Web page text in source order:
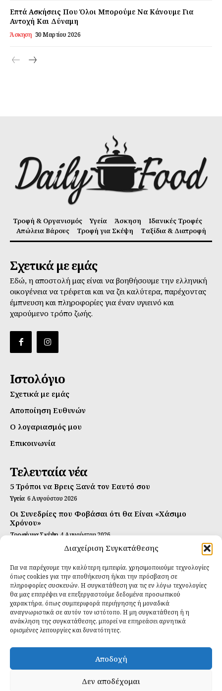
Διαχείριση Συγκατάθεσης
Για να παρέχουμε την καλύτερη εμπειρία, χρησιμοποιούμε τεχνολογίες
όπως cookies για την αποθήκευση ή/και την πρόσβαση σε
πληροφορίες συσκευών. Η συγκατάθεση για τις εν λόγω τεχνολογίες
θα μας επιτρέψει να επεξεργαστούμε δεδομένα προσωπικού
χαρακτήρα, όπως συμπεριφορά περιήγησης ή μοναδικά
αναγνωριστικά σε αυτόν τον ιστότοπο. Η μη συγκατάθεση ή η
ανάκληση της συγκατάθεσης, μπορεί να επηρεάσει αρνητικά
ορισμένες λειτουργίες και δυνατότητες.
Αποδοχή
Δεν αποδέχομαι
Επτά Ασκήσεις Που Όλοι Μπορούμε Να Κάνουμε Για
Αντοχή Και Δύναμη
Άσκηση 30 Μαρτίου 2026
Τροφή & Οργανισμός Υγεία Άσκηση
Ιδανικές Τροφές
Απώλεια Βάρους
Τροφή για Σκέψη Ταξίδια & Διατροφή
Σχετικά με εμάς
Εδώ, η αποστολή μας είναι να βοηθήσουμε την ελληνική
οικογένεια να τρέφεται και να ζει καλύτερα, παρέχοντας
έμπνευση και πληροφορίες για έναν υγιεινό και
χαρούμενο τρόπο ζωής.
Ιστολόγιο
Σχετικά με εμάς
Αποποίηση Ευθυνών
Ο λογαριασμός μου
Επικοινωνία
Τελευταία νέα
5 Τρόποι να Βρεις Ξανά τον Εαυτό σου
Υγεία 6 Αυγούστου 2026
Οι Συνεδρίες που Φοβάσαι ότι θα Είναι «Χάσιμο
Χρόνου»
Τροφή για Σκέψη 4 Αυγούστου 2026
Αυτή Είναι η Συνταγή για Τέλεια Κομπούτσα
Ιδανικές Τροφές 26 Ιουλίου 2026
Εγγραφείτε
ΕΓΓΡΑΦΉ
Έχω διαβάσει και δέχομαι τηνπολιτική απορρήτου